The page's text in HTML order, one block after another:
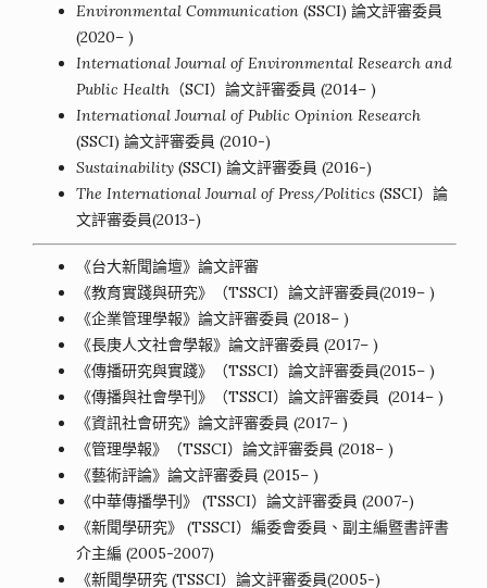
Environmental Communication (SSCI) 論文評審委員
(2020– )
International Journal of Environmental Research and
Public Health （SCI）論文評審委員 (2014– )
International Journal of Public Opinion Research
(SSCI) 論文評審委員 (2010-)
Sustainability (SSCI) 論文評審委員 (2016-)
The International Journal of Press/Politics (SSCI）論
文評審委員(2013-)
《台大新聞論壇》論文評審
《教育實踐與研究》（TSSCI）論文評審委員(2019– )
《企業管理學報》論文評審委員 (2018– )
《長庚人文社會學報》論文評審委員 (2017– )
《傳播研究與實踐》（TSSCI）論文評審委員(2015– )
《傳播與社會學刊》（TSSCI）論文評審委員 (2014– )
《資訊社會研究》論文評審委員 (2017– )
《管理學報》（TSSCI）論文評審委員 (2018– )
《藝術評論》論文評審委員 (2015– )
《中華傳播學刊》 (TSSCI）論文評審委員 (2007-)
《新聞學研究》 (TSSCI）編委會委員、副主編暨書評書
介主編 (2005-2007)
《新聞學研究 (TSSCI）論文評審委員(2005-)